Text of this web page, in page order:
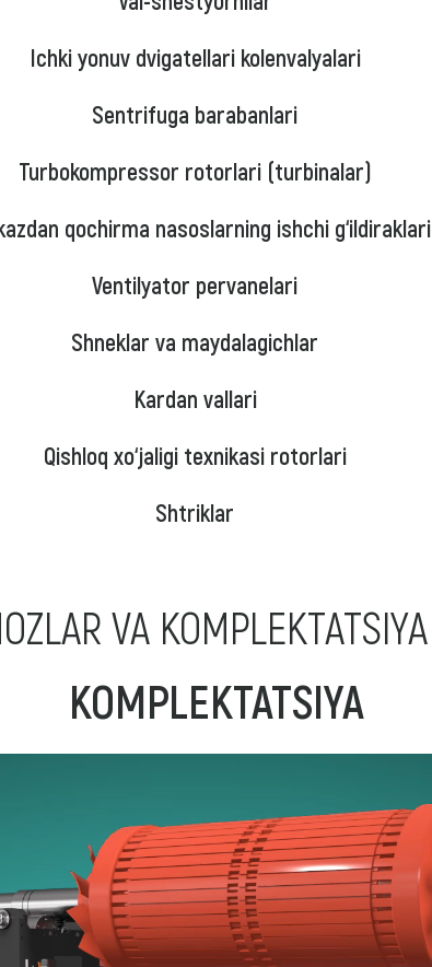
Ichki yonuv dvigatellari kolenvalyalari
Sentrifuga barabanlari
Turbokompressor rotorlari (turbinalar)
qochirma nasoslarning ishchi g‘ildiraklari
Ventilyator pervanelari
Shneklar va maydalagichlar
Kardan vallari
Qishloq xo‘jaligi texnikasi rotorlari
Shtriklar
VA KOMPLEKTATSIYA
KOMPLEKTATSIYA